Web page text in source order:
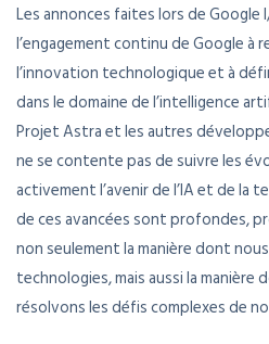
Les annonces faites lors de
l’engagement continu de Google à
l’innovation technologique et à
dans le domaine de l’intelligence
Projet Astra et les autres
ne se contente pas de suivre les
activement l’avenir de l’IA et de la
de ces avancées sont profondes,
non seulement la manière dont
technologies, mais aussi la
résolvons les défis complexes de